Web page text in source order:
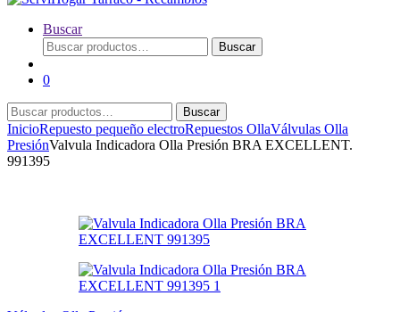
Buscar
Buscar
por:
Buscar
0
Buscar
por:
Buscar
InicioRepuesto pequeño electroRepuestos OllaVálvulas Olla
PresiónValvula Indicadora Olla Presión BRA EXCELLENT.
991395